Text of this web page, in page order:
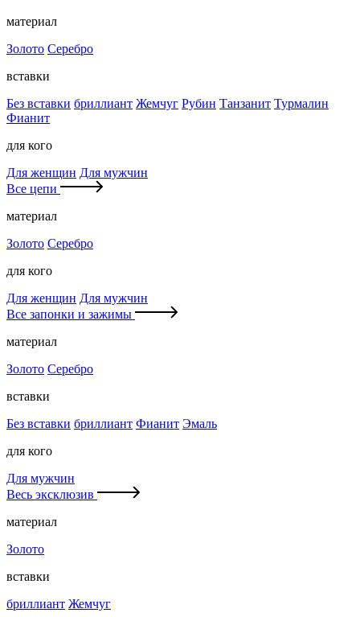
материал
Золото Серебро
вставки
Без вставки бриллиант Жемчуг Рубин Танзанит Турмалин
Фианит
для кого
Для женщин Для мужчин
Все цепи
материал
Золото Серебро
для кого
Для женщин Для мужчин
Все запонки и зажимы
материал
Золото Серебро
вставки
Без вставки бриллиант Фианит Эмаль
для кого
Для мужчин
Весь эксклюзив
материал
Золото
вставки
бриллиант Жемчуг